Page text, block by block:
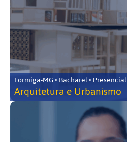
Formiga-MG • Bacharel • Presencial
Arquitetura e Urbanismo